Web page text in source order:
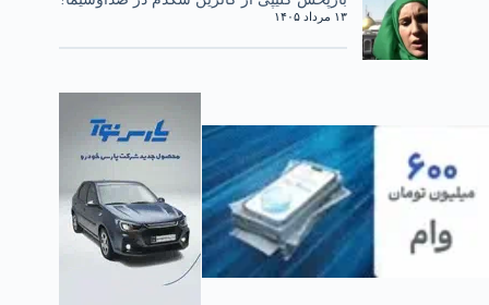
۱۳ مرداد ۱۴۰۵